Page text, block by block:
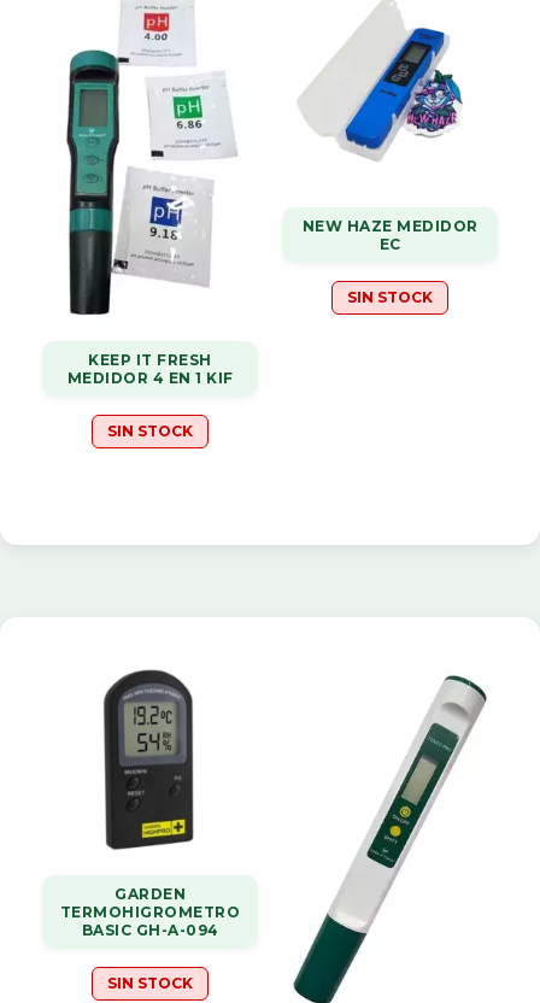
KEEP IT FRESH
MEDIDOR 4 EN 1 KIF
SIN STOCK
NEW HAZE MEDIDOR
EC
SIN STOCK
GARDEN
TERMOHIGROMETRO
BASIC GH-A-094
SIN STOCK